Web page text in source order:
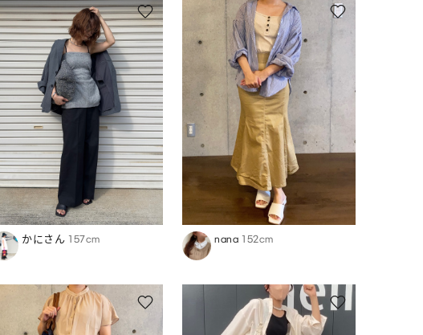
かにさん 157cm nana 152cm